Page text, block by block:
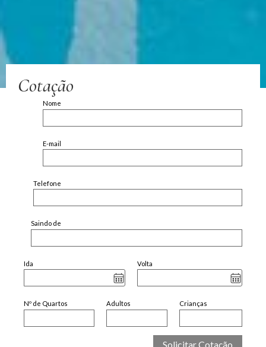
Cotação
Nome
E-mail
Telefone
Saindo de
Ida Volta
Nº de Quartos Adultos Crianças